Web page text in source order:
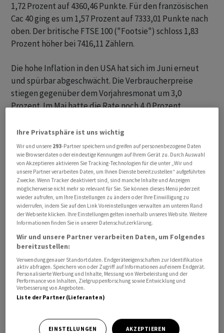
1,72 Prozent auf 4360,46 Punkte. Für den französischen
Cac 40 ging es um 1,57 Prozent auf 7333,01 Punkte nach
oben. Der britische FTSE 100 ("Footsie") schloss 1,83
Prozent höher bei 7416,11 Zählern.
Die hohe Inflation in den USA hat sich im Juni erneut
und spürbar abgeschwächt. Die Verbraucherpreise
stiegen gegenüber dem Vorjahresmonat um 3,0
Prozent. Im Mai hatte die Rate noch 4,0 Prozent
Rückgang auf 3,1 Prozent gerechnet. Die aktuelle Rate
ist die niedrigste seit etwas mehr als zwei Jahren.
"Für die US-Notenbank Fed ist auf kurze Sicht die
Inflationsthematik nicht mehr so akut wie noch vor
wenigen Monaten", schrieb Thomas Gitzel,
Chefvolkswirt der VP Bank. Den US-Währungshütern
dürften derweil vor allem die im Verhältnis zu ihren
lockeren Finanzierungsbedingungen ein Dorn im Auge
sein. Zu den noch relativ günstigen Bedingungen tragen
Gitzel zufolge auch die gut laufenden Aktienmärkte
bei. Gerade deshalb seien die mittelfristigen
Inflationsrisiken noch nicht gebannt.
Ihre Privatsphäre ist uns wichtig
Wir und unsere 293-Partner speichern und greifen auf personenbezogene Daten
wie Browserdaten oder eindeutige Kennungen auf Ihrem Gerät zu. Durch Auswahl
von Akzeptieren aktivieren Sie Tracking-Technologien für die unter „Wir und
unsere Partner verarbeiten Daten, um Ihnen Dienste bereitzustellen“ aufgeführten
Zwecke. Wenn Tracker deaktiviert sind, sind manche Inhalte und Anzeigen
möglicherweise nicht mehr so relevant für Sie. Sie können dieses Menü jederzeit
wieder aufrufen, um Ihre Einstellungen zu ändern oder Ihre Einwilligung zu
widerrufen, indem Sie auf den Link Voreinstellungen verwalten am unteren Rand
der Webseite klicken. Ihre Einstellungen gelten innerhalb unseres Website. Weitere
Informationen finden Sie in unserer Datenschutzerklärung.
Wir und unsere Partner verarbeiten Daten, um Folgendes
bereitzustellen:
Verwendung genauer Standortdaten. Endgeräteeigenschaften zur Identifikation
aktiv abfragen. Speichern von oder Zugriff auf Informationen auf einem Endgerät.
Personalisierte Werbung und Inhalte, Messung von Werbeleistung und der
Performance von Inhalten, Zielgruppenforschung sowie Entwicklung und
Verbesserung von Angeboten.
Liste der Partner (Lieferanten)
EINSTELLUNGEN AKZEPTIEREN